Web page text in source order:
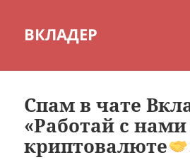
ВКЛАДЕР
Спам в чате
«Работай с нами
криптовалюте